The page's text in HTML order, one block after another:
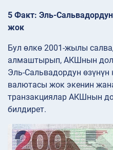
5 Факт: Эль-
жок
Бул өлкө 2001-жылы
алмаштырып, АКШнын
Эль-Сальвадордун өзүнүн
валютасы жок экенин
транзакциялар АКШнын
билдирет.